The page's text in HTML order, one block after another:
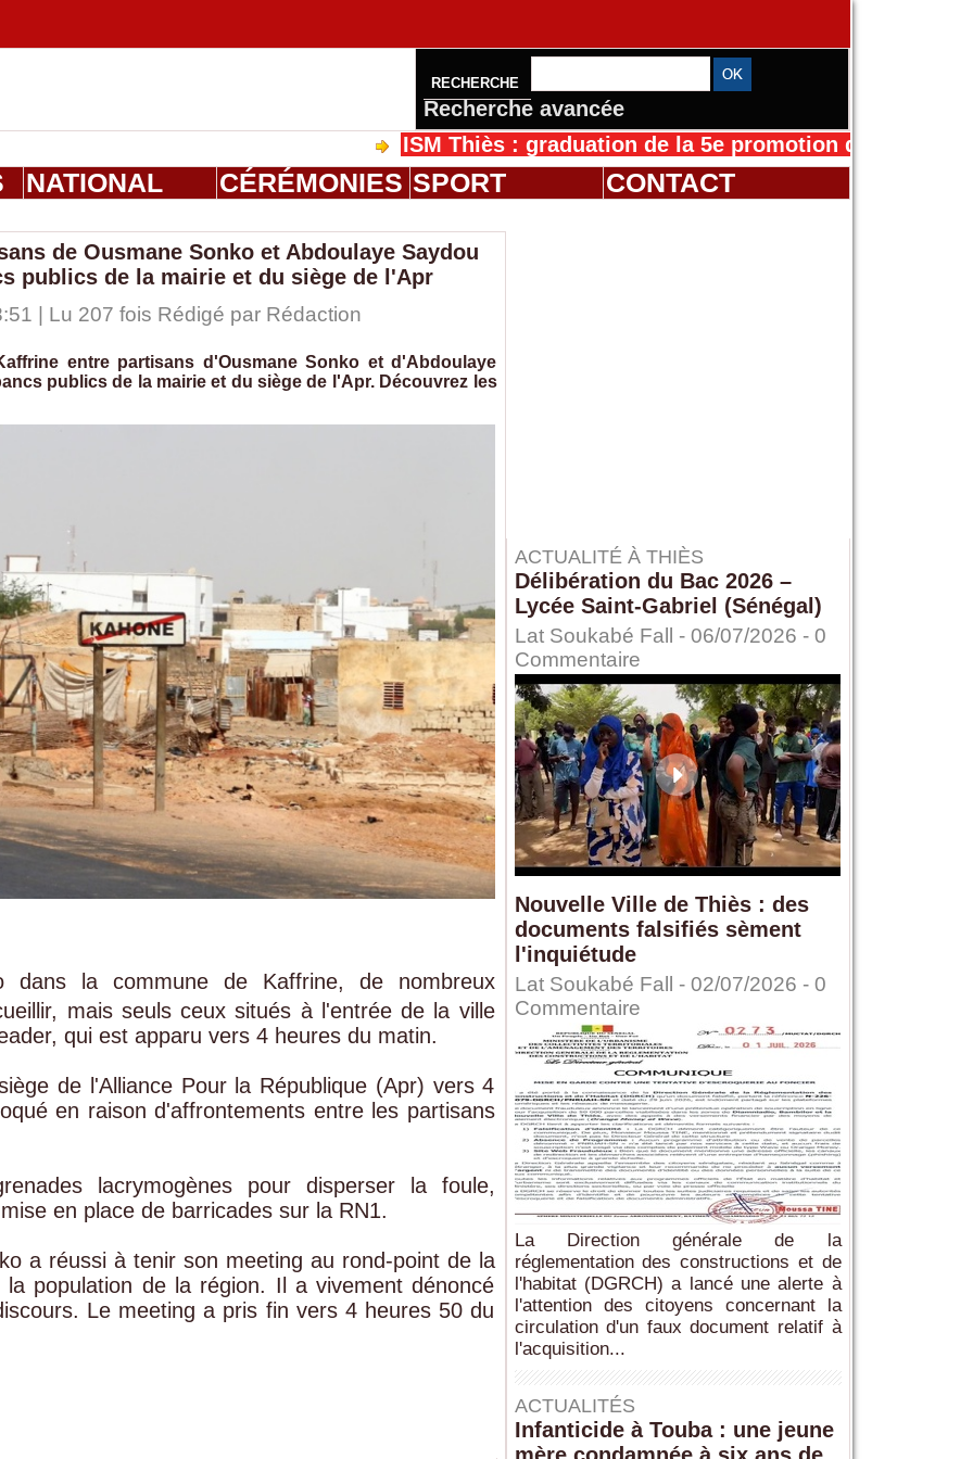
RECHERCHE
Recherche avancée
ISM Thiès : graduation de la 5e promotion de l’IFMES
NATIONAL CÉRÉMONIES SPORT CONTACT
de Ousmane Sonko et Abdoulaye Saydou
publics de la mairie et du siège de l'Apr
| Lu 207 fois Rédigé par Rédaction
entre partisans d'Ousmane Sonko et d'Abdoulaye
publics de la mairie et du siège de l'Apr. Découvrez les
dans la commune de Kaffrine, de nombreux
mais seuls ceux situés à l'entrée de la ville
qui est apparu vers 4 heures du matin.
de l'Alliance Pour la République (Apr) vers 4
en raison d'affrontements entre les partisans
lacrymogènes pour disperser la foule,
en place de barricades sur la RN1.
a réussi à tenir son meeting au rond-point de la
population de la région. Il a vivement dénoncé
Le meeting a pris fin vers 4 heures 50 du
ACTUALITÉ À THIÈS
Délibération du Bac 2026 –
Lycée Saint-Gabriel (Sénégal)
Lat Soukabé Fall - 06/07/2026 - 0
Commentaire
Nouvelle Ville de Thiès : des
documents falsifiés sèment
l'inquiétude
Lat Soukabé Fall - 02/07/2026 - 0
Commentaire
La Direction générale de la
réglementation des constructions et de
l'habitat (DGRCH) a lancé une alerte à
l'attention des citoyens concernant la
circulation d'un faux document relatif à
l'acquisition...
ACTUALITÉS
Infanticide à Touba : une jeune